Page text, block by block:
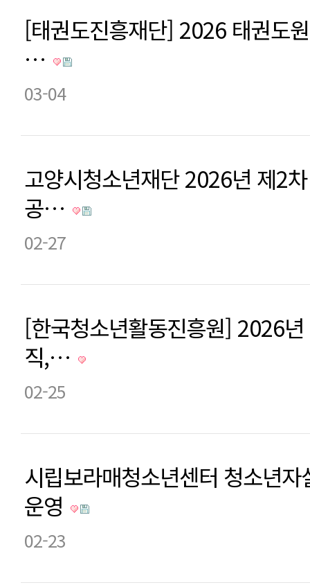
[태권도진흥재단] 2026 태권도
…
03-04
고양시청소년재단 2026년 제2
공…
02-27
[한국청소년활동진흥원] 2026
직,…
02-25
시립보라매청소년센터 청소년
운영
02-23